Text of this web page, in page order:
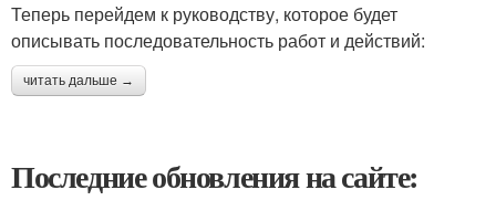
Теперь перейдем к руководству, которое будет
описывать последовательность работ и действий:
читать дальше →
Последние обновления на сайте: